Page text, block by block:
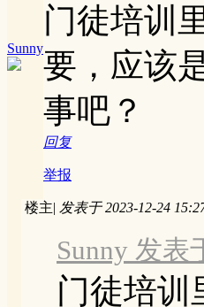
Sunny
门徒培训
要，应该
事吧？
回复
举报
楼主| 发表于 2023-12-24
Sunny 发表
门徒培训